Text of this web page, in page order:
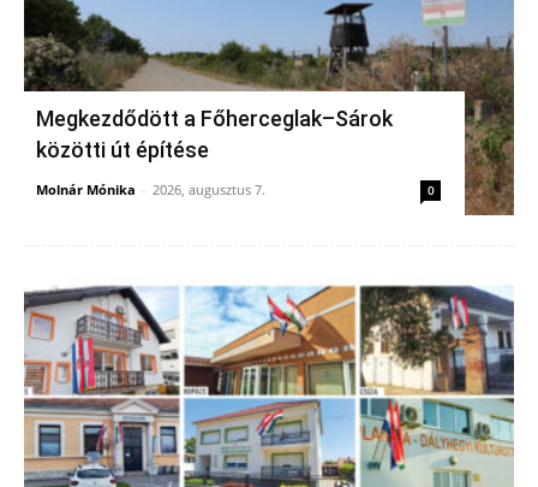
Megkezdődött a Főherceglak–Sárok
közötti út építése
Molnár Mónika - 2026, augusztus 7. 0